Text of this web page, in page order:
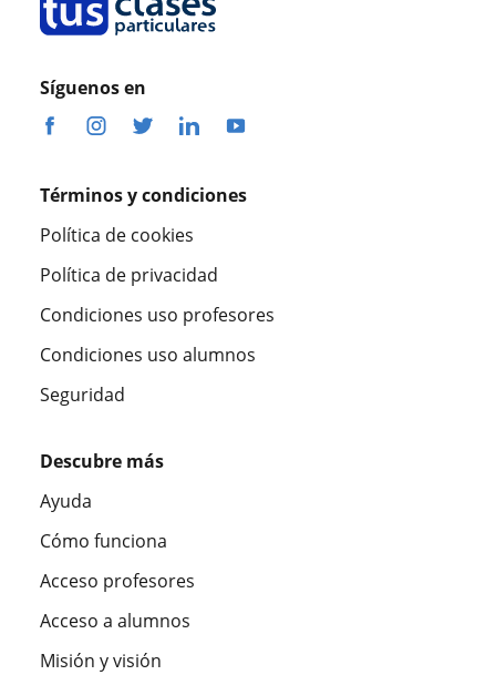
Síguenos en
Términos y condiciones
Política de cookies
Política de privacidad
Condiciones uso profesores
Condiciones uso alumnos
Seguridad
Descubre más
Ayuda
Cómo funciona
Acceso profesores
Acceso a alumnos
Misión y visión